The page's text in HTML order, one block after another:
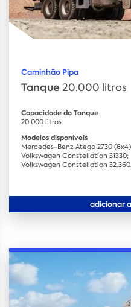
Caminhão Pipa
Tanque 20.000 litros
Capacidade do Tanque
20.000 litros
Modelos disponíveis
Mercedes-Benz Atego 2730
Volkswagen Constellation 31330;
Volkswagen Constellation 32.360.
adicionar